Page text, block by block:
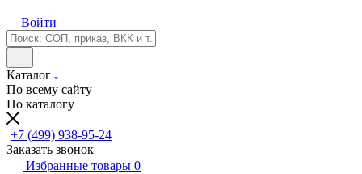
Войти
Каталог
По всему сайту
По каталогу
+7 (499) 938-95-24
Заказать звонок
Избранные товары 0